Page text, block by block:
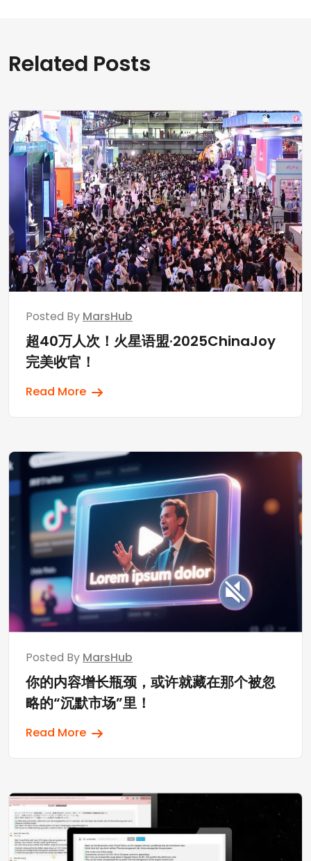
Related Posts
Posted By MarsHub
超40万人次！火星语盟·2025ChinaJoy
完美收官！
Read More
Posted By MarsHub
你的内容增长瓶颈，或许就藏在那个被忽
略的“沉默市场”里！
Read More